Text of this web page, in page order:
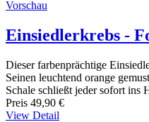
Vorschau
Einsiedlerkrebs -
Dieser farbenprächtige
Seinen leuchtend orange
Schale schließt jeder sofort ins
Preis 49,90 €
View Detail